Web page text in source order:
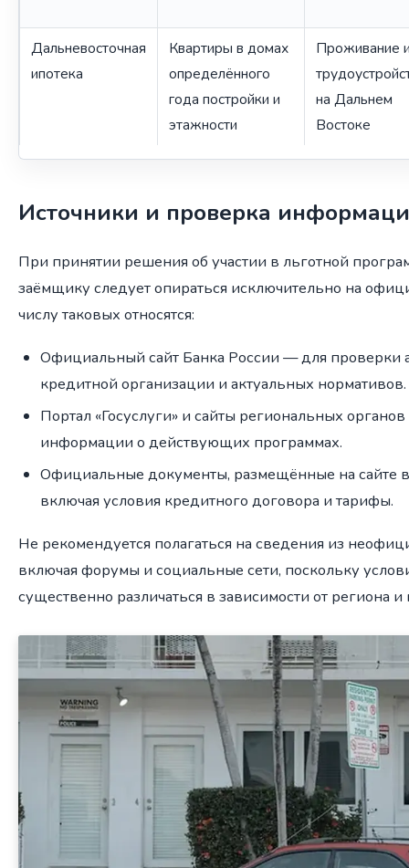
Дальневосточная
ипотека
Квартиры в домах
определённого
года постройки и
этажности
Проживание
на Дальнем
Востоке
Источники и проверка
При принятии решения об участии в льготной
заёмщику следует опираться исключительно на
числу таковых относятся:
Официальный сайт Банка России — для проверки
кредитной организации и актуальных нормативов.
Портал «Госуслуги» и сайты региональных
информации о действующих программах.
Официальные документы, размещённые на сайте
включая условия кредитного договора и тарифы.
Не рекомендуется полагаться на сведения из
включая форумы и социальные сети, поскольку
существенно различаться в зависимости от региона